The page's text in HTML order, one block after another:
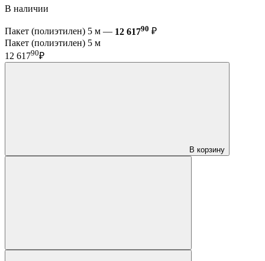
В наличии
Пакет (полиэтилен) 5 м — 12 61790 ₽
Пакет (полиэтилен) 5 м
12 61790₽
В корзину